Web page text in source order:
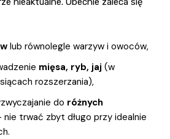
lub równolegle warzyw i owoców,
mięsa, ryb, jaj (w
rozszerzania),
do różnych
nie trwać zbyt długo przy idealnie